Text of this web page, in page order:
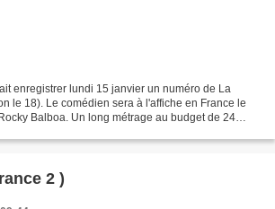
enregistrer lundi 15 janvier un numéro de La
le 18). Le comédien sera à l'affiche en France le
Balboa. Un long métrage au budget de 24
2 )